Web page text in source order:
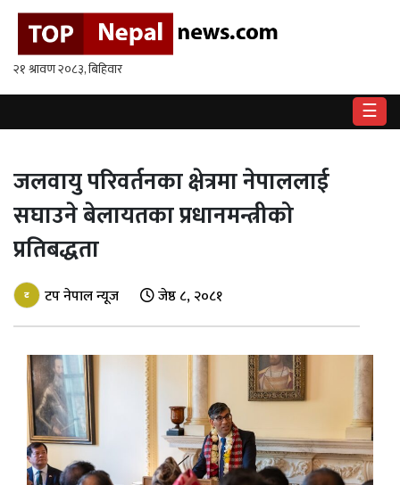
☰
गृहपृष्ठ
राजनीति
अर्थ
खेलकुद
विश्व
बिचार
/
अन्तर्वाता
मनोरन्जन
प्रबास
देश
जलवायु परिवर्तनका क्षेत्रमा नेपाललाई
सघाउने बेलायतका प्रधानमन्त्रीको
प्रतिबद्धता
टप नेपाल न्यूज जेष्ठ ८, २०८१